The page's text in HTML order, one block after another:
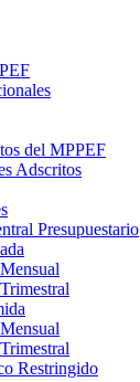
del MPPEF
Adscritos
Presupuestario
Mensual
Trimestral
Mensual
Trimestral
Restringido